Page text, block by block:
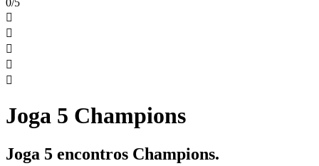





Joga 5 Champions
Joga 5 encontros Champions.